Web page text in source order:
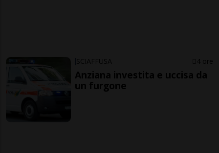
SCIAFFUSA 4 ore
Anziana investita e uccisa da
un furgone